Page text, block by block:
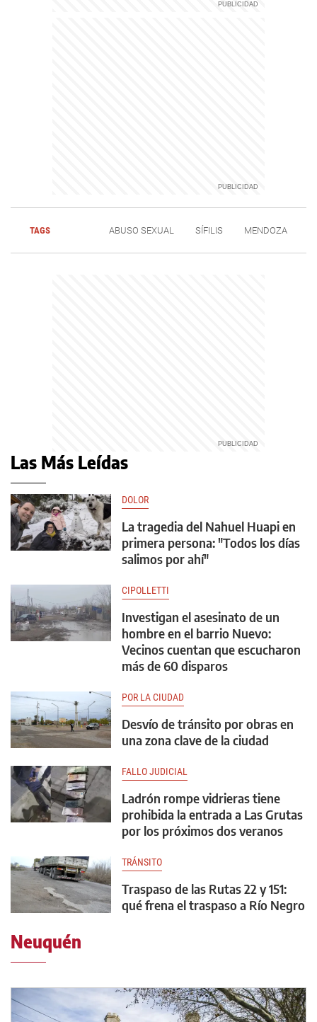
TAGS ABUSO SEXUAL SÍFILIS MENDOZA
Las Más Leídas
DOLOR
La tragedia del Nahuel Huapi en
primera persona: "Todos los días
salimos por ahí"
CIPOLLETTI
Investigan el asesinato de un
hombre en el barrio Nuevo:
Vecinos cuentan que escucharon
más de 60 disparos
POR LA CIUDAD
Desvío de tránsito por obras en
una zona clave de la ciudad
FALLO JUDICIAL
Ladrón rompe vidrieras tiene
prohibida la entrada a Las Grutas
por los próximos dos veranos
TRÁNSITO
Traspaso de las Rutas 22 y 151:
qué frena el traspaso a Río Negro
Neuquén